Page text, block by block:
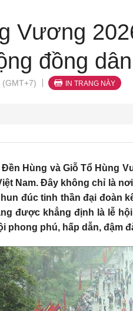
Vương
đồng
(GMT+7) IN TRANG NÀY
Đền Hùng và Giỗ Tổ
Nam. Đây không chỉ là
đúc tinh thần đại đoàn
được khẳng định là lễ
phong phú, hấp dẫn, đậm